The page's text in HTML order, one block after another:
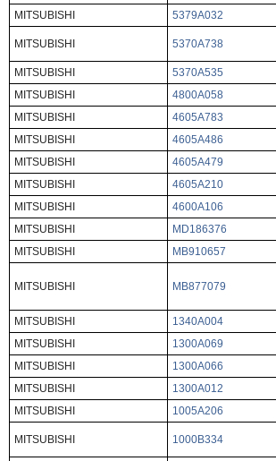
MITSUBISHI
5379A032
MITSUBISHI 5370A738
MITSUBISHI
5370A535
MITSUBISHI
4800A058
MITSUBISHI
4605A783
MITSUBISHI
4605A486
MITSUBISHI
4605A479
MITSUBISHI
4605A210
MITSUBISHI
4600A106
MITSUBISHI
MD186376
MITSUBISHI
MB910657
MITSUBISHI MB877079
MITSUBISHI
1340A004
MITSUBISHI
1300A069
MITSUBISHI
1300A066
MITSUBISHI
1300A012
MITSUBISHI
1005A206
MITSUBISHI 1000B334